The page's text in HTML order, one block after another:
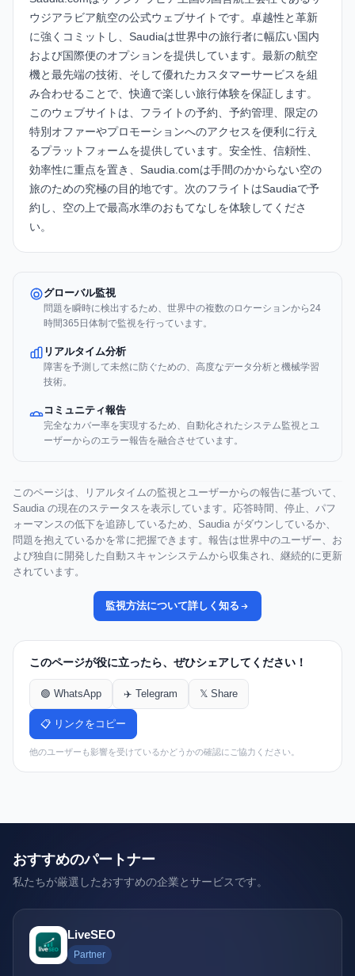
ウジアラビア航空の公式ウェブサイトです。卓越性と革新
に強くコミットし、Saudiaは世界中の旅行者に幅広い国内
および国際便のオプションを提供しています。最新の航空
機と最先端の技術、そして優れたカスタマーサービスを組
み合わせることで、快適で楽しい旅行体験を保証します。
このウェブサイトは、フライトの予約、予約管理、限定の
特別オファーやプロモーションへのアクセスを便利に行え
るプラットフォームを提供しています。安全性、信頼性、
効率性に重点を置き、Saudia.comは手間のかからない空の
旅のための究極の目的地です。次のフライトはSaudiaで予
約し、空の上で最高水準のおもてなしを体験してくださ
い。
グローバル監視
問題を瞬時に検出するため、世界中の複数のロケーションから24
時間365日体制で監視を行っています。
リアルタイム分析
障害を予測して未然に防ぐための、高度なデータ分析と機械学習
技術。
コミュニティ報告
完全なカバー率を実現するため、自動化されたシステム監視とユ
ーザーからのエラー報告を融合させています。
このページは、リアルタイムの監視とユーザーからの報告に基づいて、
Saudia の現在のステータスを表示しています。応答時間、停止、パフ
ォーマンスの低下を追跡しているため、Saudia がダウンしているか、
問題を抱えているかを常に把握できます。報告は世界中のユーザー、お
よび独自に開発した自動スキャンシステムから収集され、継続的に更新
されています。
監視方法について詳しく知る
このページが役に立ったら、ぜひシェアしてください！
🟢 WhatsApp ✈️ Telegram 𝕏 Share
📋 リンクをコピー
他のユーザーも影響を受けているかどうかの確認にご協力ください。
おすすめのパートナー
私たちが厳選したおすすめの企業とサービスです。
LiveSEO
Partner